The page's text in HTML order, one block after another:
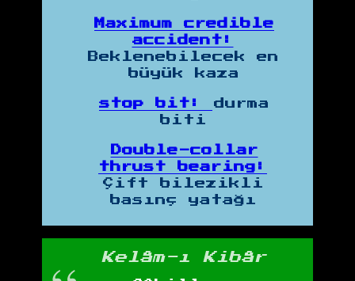
Maximum credible
accident:
Beklenebilecek en
büyük kaza
stop bit:
durma
biti
Double-collar
thrust bearing:
Çift bilezikli
basınç yatağı
Kelâm-ı Kibâr